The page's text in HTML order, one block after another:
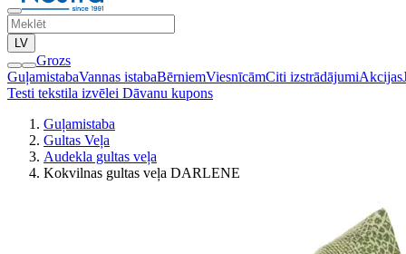
LV
Grozs
GuļamistabaVannas istabaBērniemViesnīcāmCiti izstrādājumiAkcijas
Testi tekstila izvēlei Dāvanu kupons
Guļamistaba
Gultas Veļa
Audekla gultas veļa
Kokvilnas gultas veļa DARLENE